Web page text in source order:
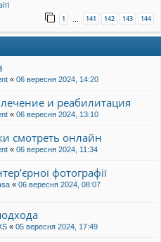
1 … 141 142 143 144
« 06 вересня 2024, 14:20
и реабилитация
« 06 вересня 2024, 13:10
смотреть онлайн
« 06 вересня 2024, 11:34
фотографії
« 06 вересня 2024, 08:07
« 05 вересня 2024, 17:49